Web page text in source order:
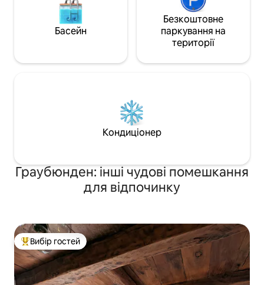
Басейн
Безкоштовне
паркування на
території
Кондиціонер
Граубюнден: інші чудові помешкання
для відпочинку
Топ вибір гостей
Вибір гостей